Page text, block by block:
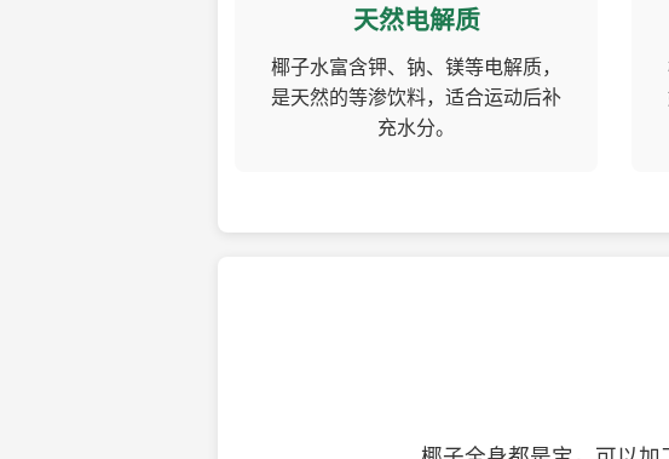
天然电解质
椰子水富含钾、钠、镁等电解质，
是天然的等渗饮料，适合运动后补
充水分。